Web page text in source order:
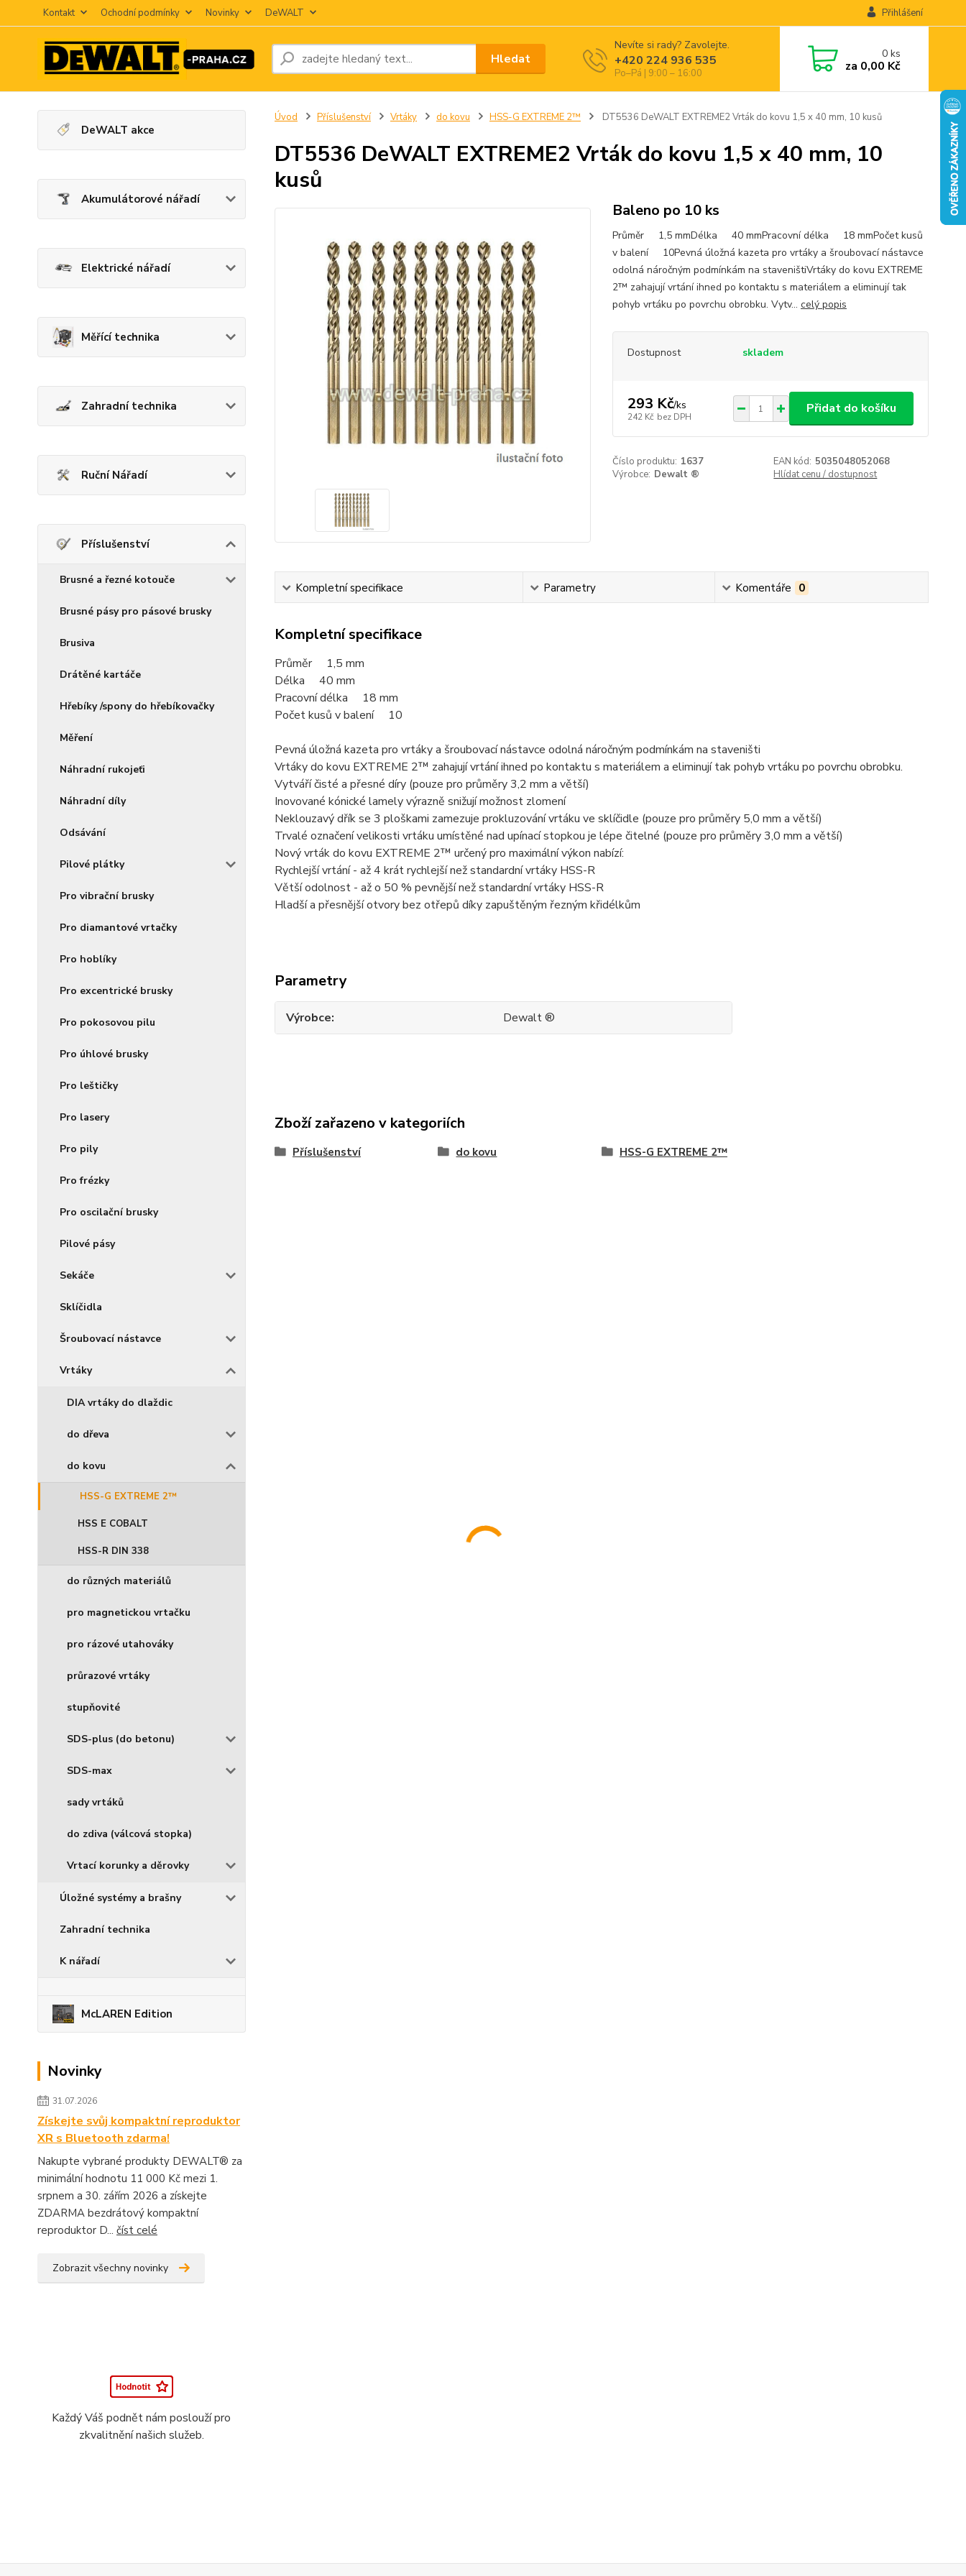
Kontakt Ochodní podmínky Novinky DeWALT Přihlášení
Hledat
Nevíte si rady? Zavolejte.
+420 224 936 535
Po–Pá | 9:00 – 16:00
0ks
za 0,00 Kč
DeWALT akce
Akumulátorové nářadí
Elektrické nářadí
Měřící technika
Zahradní technika
Ruční Nářadí
Příslušenství
Brusné a řezné kotouče
Brusné pásy pro pásové brusky
Brusiva
Drátěné kartáče
Hřebíky /spony do hřebíkovačky
Měření
Náhradní rukojeťi
Náhradní díly
Odsávání
Pilové plátky
Pro vibrační brusky
Pro diamantové vrtačky
Pro hoblíky
Pro excentrické brusky
Pro pokosovou pilu
Pro úhlové brusky
Pro leštičky
Pro lasery
Pro pily
Pro frézky
Pro oscilační brusky
Pilové pásy
Sekáče
Sklíčidla
Šroubovací nástavce
Vrtáky
DIA vrtáky do dlaždic
do dřeva
do kovu
HSS-G EXTREME 2™
HSS E COBALT
HSS-R DIN 338
do různých materiálů
pro magnetickou vrtačku
pro rázové utahováky
průrazové vrtáky
stupňovité
SDS-plus (do betonu)
SDS-max
sady vrtáků
do zdiva (válcová stopka)
Vrtací korunky a děrovky
Úložné systémy a brašny
Zahradní technika
K nářadí
McLAREN Edition
Novinky
31.07.2026
Získejte svůj kompaktní reproduktor
XR s Bluetooth zdarma!
Nakupte vybrané produkty DEWALT® za
minimální hodnotu 11 000 Kč mezi 1.
srpnem a 30. zářím 2026 a získejte
ZDARMA bezdrátový kompaktní
reproduktor D... číst celé
Zobrazit všechny novinky
Každý Váš podnět nám poslouží pro
zkvalitnění našich služeb.
Úvod Příslušenství Vrtáky do kovu HSS-G EXTREME 2™ DT5536 DeWALT EXTREME2 Vrták do kovu 1,5 x 40 mm, 10 kusů
DT5536 DeWALT EXTREME2 Vrták do kovu 1,5 x 40 mm, 10
kusů
Baleno po 10 ks
Průměr 1,5 mmDélka 40 mmPracovní délka 18 mmPočet kusů
v balení 10Pevná úložná kazeta pro vrtáky a šroubovací nástavce
odolná náročným podmínkám na staveništiVrtáky do kovu EXTREME
2™ zahajují vrtání ihned po kontaktu s materiálem a eliminují tak
pohyb vrtáku po povrchu obrobku. Vytv... celý popis
Dostupnost skladem
293 Kč/ks
242 Kč bez DPH
Přidat do košíku
Číslo produktu: 1637 EAN kód: 5035048052068
Výrobce: Dewalt ® Hlídat cenu / dostupnost
Kompletní specifikace Parametry Komentáře 0
Kompletní specifikace
Průměr 1,5 mm
Délka 40 mm
Pracovní délka 18 mm
Počet kusů v balení 10
Pevná úložná kazeta pro vrtáky a šroubovací nástavce odolná náročným podmínkám na staveništi
Vrtáky do kovu EXTREME 2™ zahajují vrtání ihned po kontaktu s materiálem a eliminují tak pohyb vrtáku po povrchu obrobku.
Vytváří čisté a přesné díry (pouze pro průměry 3,2 mm a větší)
Inovované kónické lamely výrazně snižují možnost zlomení
Neklouzavý dřík se 3 ploškami zamezuje prokluzování vrtáku ve sklíčidle (pouze pro průměry 5,0 mm a větší)
Trvalé označení velikosti vrtáku umístěné nad upínací stopkou je lépe čitelné (pouze pro průměry 3,0 mm a větší)
Nový vrták do kovu EXTREME 2™ určený pro maximální výkon nabízí:
Rychlejší vrtání - až 4 krát rychlejší než standardní vrtáky HSS-R
Větší odolnost - až o 50 % pevnější než standardní vrtáky HSS-R
Hladší a přesnější otvory bez otřepů díky zapuštěným řezným křidélkům
Parametry
Výrobce Dewalt ®
Zboží zařazeno v kategoriích
Příslušenství do kovu HSS-G EXTREME 2™